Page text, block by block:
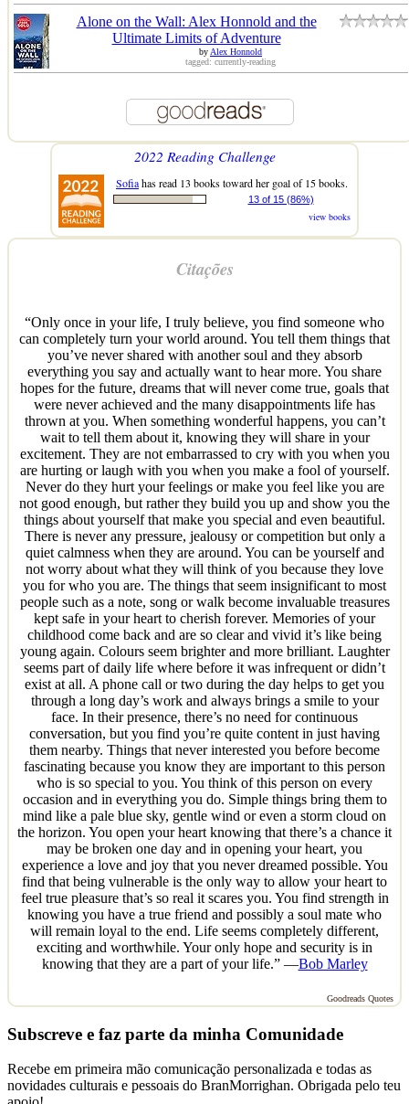
Alone on the Wall: Alex Honnold and the
Ultimate Limits of Adventure
byAlex Honnold
tagged: currently-reading
2022 Reading Challenge
Sofiahas read 13 books toward her goal of 15 books.
13 of 15 (86%)
view books
Citações
“Only once in your life, I truly believe, you find someone who
can completely turn your world around. You tell them things that
you’ve never shared with another soul and they absorb
everything you say and actually want to hear more. You share
hopes for the future, dreams that will never come true, goals that
were never achieved and the many disappointments life has
thrown at you. When something wonderful happens, you can’t
wait to tell them about it, knowing they will share in your
excitement. They are not embarrassed to cry with you when you
are hurting or laugh with you when you make a fool of yourself.
Never do they hurt your feelings or make you feel like you are
not good enough, but rather they build you up and show you the
things about yourself that make you special and even beautiful.
There is never any pressure, jealousy or competition but only a
quiet calmness when they are around. You can be yourself and
not worry about what they will think of you because they love
you for who you are. The things that seem insignificant to most
people such as a note, song or walk become invaluable treasures
kept safe in your heart to cherish forever. Memories of your
childhood come back and are so clear and vivid it’s like being
young again. Colours seem brighter and more brilliant. Laughter
seems part of daily life where before it was infrequent or didn’t
exist at all. A phone call or two during the day helps to get you
through a long day’s work and always brings a smile to your
face. In their presence, there’s no need for continuous
conversation, but you find you’re quite content in just having
them nearby. Things that never interested you before become
fascinating because you know they are important to this person
who is so special to you. You think of this person on every
occasion and in everything you do. Simple things bring them to
mind like a pale blue sky, gentle wind or even a storm cloud on
the horizon. You open your heart knowing that there’s a chance it
may be broken one day and in opening your heart, you
experience a love and joy that you never dreamed possible. You
find that being vulnerable is the only way to allow your heart to
feel true pleasure that’s so real it scares you. You find strength in
knowing you have a true friend and possibly a soul mate who
will remain loyal to the end. Life seems completely different,
exciting and worthwhile. Your only hope and security is in
knowing that they are a part of your life.” —Bob Marley
Goodreads Quotes
Subscreve e faz parte da minha Comunidade
Recebe em primeira mão comunicação personalizada e todas as
novidades culturais e pessoais do BranMorrighan. Obrigada pelo teu